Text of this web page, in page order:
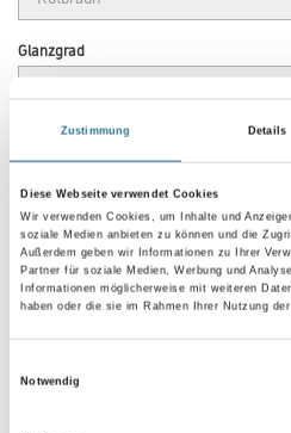
Zustimmung Details
Diese Webseite verwendet Cookies
Wir verwenden Cookies, um Inhalte und
soziale Medien anbieten zu können und die
Außerdem geben wir Informationen zu Ihrer
Partner für soziale Medien, Werbung und
Informationen möglicherweise mit weiteren
haben oder die sie im Rahmen Ihrer Nutzung
Notwendig
Glanzgrad
Gebinde
Umrechnungsfaktoren